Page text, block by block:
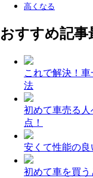
高くなる
おすすめ記事
これで解決！
法
初めて車売る
点！
安くて性能の良
初めて車を買